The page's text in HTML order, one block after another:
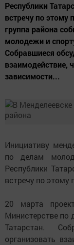
Республики
встречу по этому
группа района
молодежи и
Собравшиеся
взаимодействие,
зависимости...
Инициативу
по делам
Республики
встречу по этому
20 марта
Министерстве по
Татарстан.
организовать